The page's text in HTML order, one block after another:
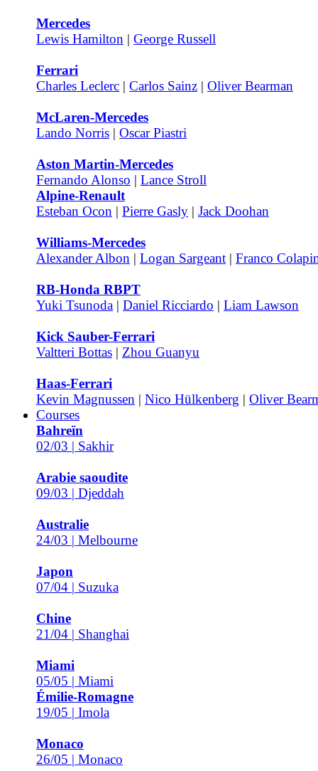
Mercedes
Lewis Hamilton | George Russell
Ferrari
Charles Leclerc | Carlos Sainz | Oliver Bearman
McLaren-Mercedes
Lando Norris | Oscar Piastri
Aston Martin-Mercedes
Fernando Alonso | Lance Stroll
Alpine-Renault
Esteban Ocon | Pierre Gasly | Jack Doohan
Williams-Mercedes
Alexander Albon | Logan Sargeant | Franco
RB-Honda RBPT
Yuki Tsunoda | Daniel Ricciardo | Liam Lawson
Kick Sauber-Ferrari
Valtteri Bottas | Zhou Guanyu
Haas-Ferrari
Kevin Magnussen | Nico Hülkenberg | Oliver
Courses
Bahreïn
02/03 | Sakhir
Arabie saoudite
09/03 | Djeddah
Australie
24/03 | Melbourne
Japon
07/04 | Suzuka
Chine
21/04 | Shanghai
Miami
05/05 | Miami
Émilie-Romagne
19/05 | Imola
Monaco
26/05 | Monaco